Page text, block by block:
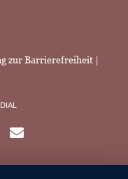
zur Barrierefreiheit |